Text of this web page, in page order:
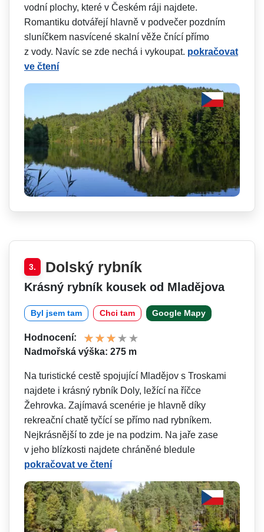
vodní plochy, které v Českém ráji najdete.
Romantiku dotvářejí hlavně v podvečer pozdním
sluníčkem nasvícené skalní věže čnící přímo
z vody. Navíc se zde nechá i vykoupat. pokračovat
ve čtení
3. Dolský rybník
Krásný rybník kousek od Mladějova
Byl jsem tam Chci tam Google Mapy
Hodnocení:
Nadmořská výška: 275 m
Na turistické cestě spojující Mladějov s Troskami
najdete i krásný rybník Doly, ležící na říčce
Žehrovka. Zajímavá scenérie je hlavně díky
rekreační chatě tyčící se přímo nad rybníkem.
Nejkrásnější to zde je na podzim. Na jaře zase
v jeho blízkosti najdete chráněné bledule
pokračovat ve čtení